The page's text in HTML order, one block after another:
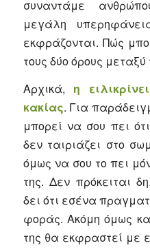
συναντάμε
μεγάλη
εκφράζονται. Πώς
τους δύο όρους μεταξύ
Αρχικά, η
κακίας. Για
μπορεί να σου πει
δεν ταιριάζει στο
όμως να σου το πει
της. Δεν πρόκειται
δει ότι εσένα
φοράς. Ακόμη όμως
της θα εκφραστεί με